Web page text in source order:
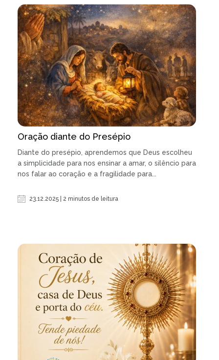
Oração diante do Presépio
Diante do presépio, aprendemos que Deus escolheu
a simplicidade para nos ensinar a amar, o silêncio para
nos falar ao coração e a fragilidade para...
23.12.2025 | 2 minutos de leitura